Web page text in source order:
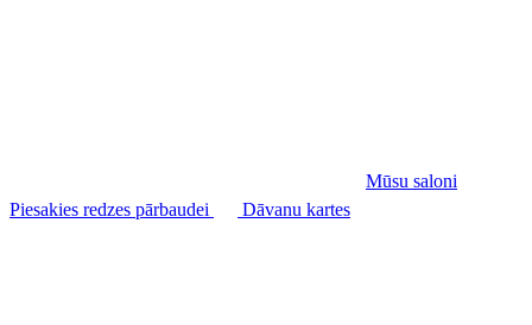
Mūsu saloni
Piesakies redzes pārbaudei
Dāvanu kartes